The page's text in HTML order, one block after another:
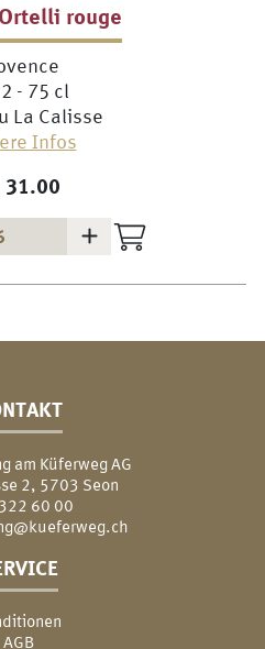
rouge
- 75 cl
La Calisse
Infos
31.00
am Küferweg AG
2, 5703 Seon
60 00
AGB